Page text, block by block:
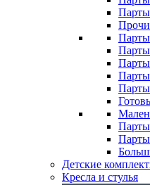
Парты
Парты
Парты
Парты
Детские
Кресла и стулья